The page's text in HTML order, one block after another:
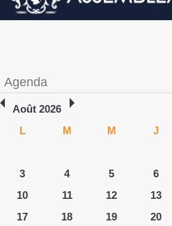
Agenda
Août 2026
L
M M J
3
4 5 6
10
11 12 13
17
18 19 20